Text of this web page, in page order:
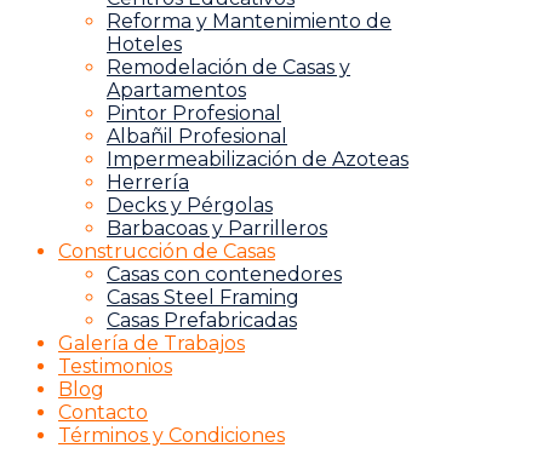
Reforma y Mantenimiento de
Hoteles
Remodelación de Casas y
Apartamentos
Pintor Profesional
Albañil Profesional
Impermeabilización de Azoteas
Herrería
Decks y Pérgolas
Barbacoas y Parrilleros
Construcción de Casas
Casas con contenedores
Casas Steel Framing
Casas Prefabricadas
Galería de Trabajos
Testimonios
Blog
Contacto
Términos y Condiciones